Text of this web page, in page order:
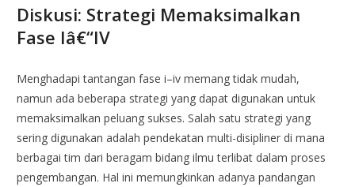
Diskusi: Strategi Memaksimalkan
Fase Iâ€“IV
Menghadapi tantangan fase i–iv memang tidak mudah,
namun ada beberapa strategi yang dapat digunakan untuk
memaksimalkan peluang sukses. Salah satu strategi yang
sering digunakan adalah pendekatan multi-disipliner di mana
berbagai tim dari beragam bidang ilmu terlibat dalam proses
pengembangan. Hal ini memungkinkan adanya pandangan